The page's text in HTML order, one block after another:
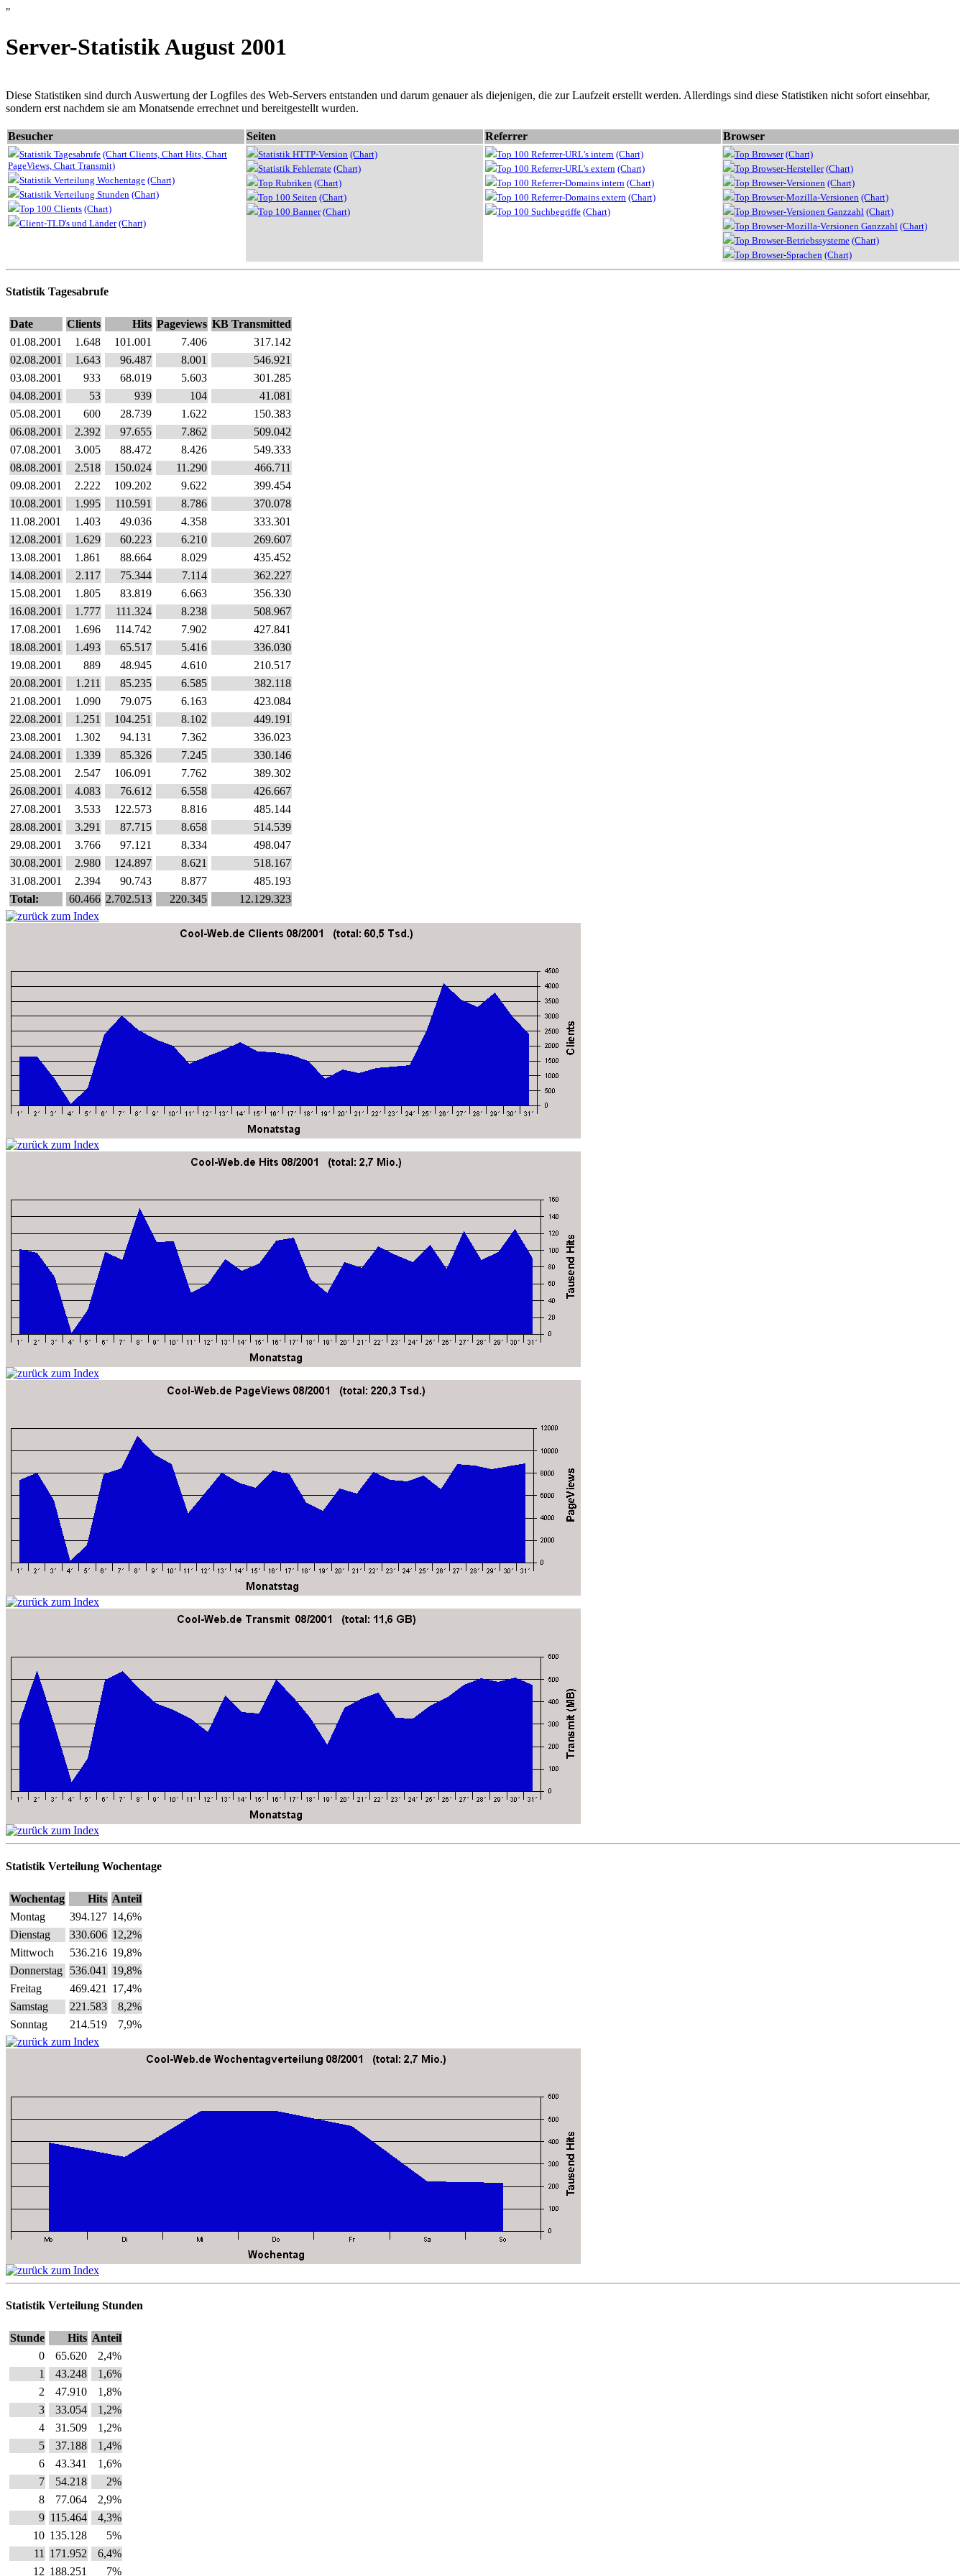
"
Server-Statistik August 2001
Diese Statistiken sind durch Auswertung der Logfiles des Web-Servers entstanden und darum genauer als diejenigen, die zur Laufzeit erstellt werden. Allerdings sind diese Statistiken nicht sofort einsehbar,
sondern erst nachdem sie am Monatsende errechnet und bereitgestellt wurden.
Besucher Seiten Referrer Browser
Statistik Tagesabrufe (Chart Clients, Chart Hits, Chart
PageViews, Chart Transmit)
Statistik Verteilung Wochentage (Chart)
Statistik Verteilung Stunden (Chart)
Top 100 Clients (Chart)
Client-TLD's und Länder (Chart)
Statistik HTTP-Version (Chart)
Statistik Fehlerrate (Chart)
Top Rubriken (Chart)
Top 100 Seiten (Chart)
Top 100 Banner (Chart)
Top 100 Referrer-URL's intern (Chart)
Top 100 Referrer-URL's extern (Chart)
Top 100 Referrer-Domains intern (Chart)
Top 100 Referrer-Domains extern (Chart)
Top 100 Suchbegriffe (Chart)
Top Browser (Chart)
Top Browser-Hersteller (Chart)
Top Browser-Versionen (Chart)
Top Browser-Mozilla-Versionen (Chart)
Top Browser-Versionen Ganzzahl (Chart)
Top Browser-Mozilla-Versionen Ganzzahl (Chart)
Top Browser-Betriebssysteme (Chart)
Top Browser-Sprachen (Chart)
Statistik Tagesabrufe
Date Clients Hits Pageviews KB Transmitted
01.08.2001
1.648 101.001 7.406
317.142
02.08.2001
1.643 96.487 8.001
546.921
03.08.2001
933 68.019 5.603
301.285
04.08.2001
53 939 104
41.081
05.08.2001
600 28.739 1.622
150.383
06.08.2001
2.392 97.655 7.862
509.042
07.08.2001
3.005 88.472 8.426
549.333
08.08.2001
2.518 150.024 11.290
466.711
09.08.2001
2.222 109.202 9.622
399.454
10.08.2001
1.995 110.591 8.786
370.078
11.08.2001
1.403 49.036 4.358
333.301
12.08.2001
1.629 60.223 6.210
269.607
13.08.2001
1.861 88.664 8.029
435.452
14.08.2001
2.117 75.344 7.114
362.227
15.08.2001
1.805 83.819 6.663
356.330
16.08.2001
1.777 111.324 8.238
508.967
17.08.2001
1.696 114.742 7.902
427.841
18.08.2001
1.493 65.517 5.416
336.030
19.08.2001
889 48.945 4.610
210.517
20.08.2001
1.211 85.235 6.585
382.118
21.08.2001
1.090 79.075 6.163
423.084
22.08.2001
1.251 104.251 8.102
449.191
23.08.2001
1.302 94.131 7.362
336.023
24.08.2001
1.339 85.326 7.245
330.146
25.08.2001
2.547 106.091 7.762
389.302
26.08.2001
4.083 76.612 6.558
426.667
27.08.2001
3.533 122.573 8.816
485.144
28.08.2001
3.291 87.715 8.658
514.539
29.08.2001
3.766 97.121 8.334
498.047
30.08.2001
2.980 124.897 8.621
518.167
31.08.2001
2.394 90.743 8.877
485.193
Total:
60.466 2.702.513 220.345 12.129.323
Statistik Verteilung Wochentage
Wochentag Hits Anteil
Montag
394.127 14,6%
Dienstag
330.606 12,2%
Mittwoch
536.216 19,8%
Donnerstag
536.041
19,8%
Freitag
469.421
17,4%
Samstag
221.583
8,2%
Sonntag
214.519 7,9%
Statistik Verteilung Stunden
Stunde Hits Anteil
0
65.620
2,4%
1
43.248
1,6%
2
47.910
1,8%
3
33.054
1,2%
4
31.509
1,2%
5
37.188
1,4%
6
43.341
1,6%
7
54.218
2%
8
77.064
2,9%
9 115.464
4,3%
10 135.128
5%
11 171.952
6,4%
12 188.251 7%